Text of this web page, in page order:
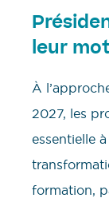
leur
À
2027, les
essentielle
formation,